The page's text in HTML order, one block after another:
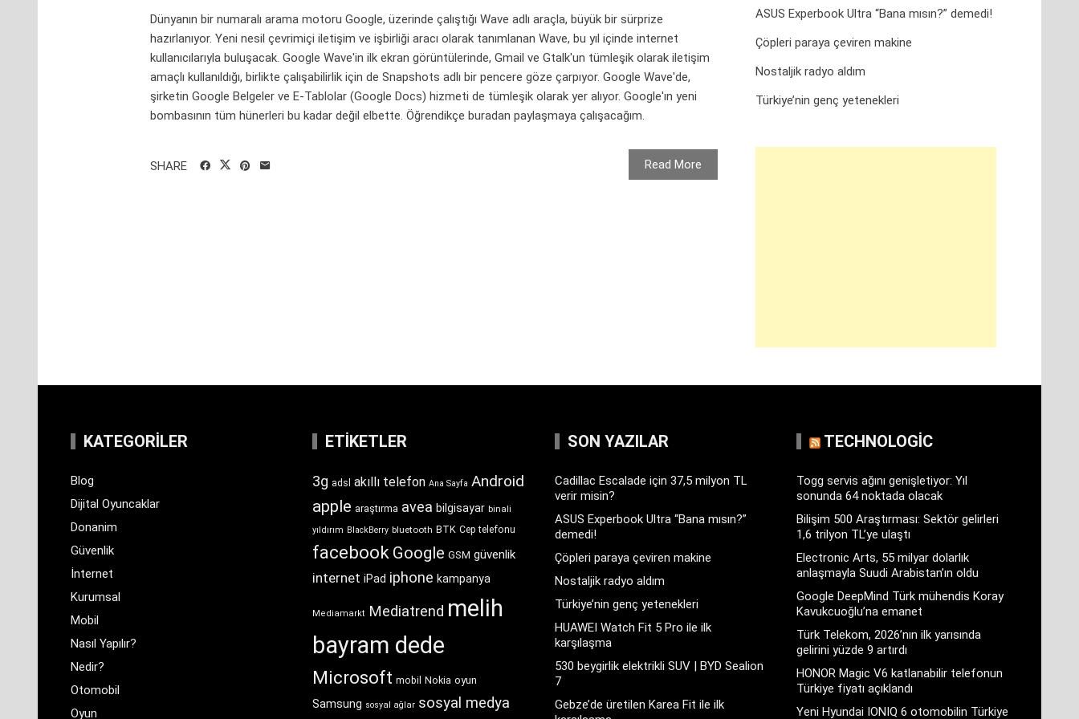
Dünyanın bir numaralı arama motoru Google, üzerinde çalıştığı Wave adlı araçla, büyük bir sürprize
hazırlanıyor. Yeni nesil çevrimiçi iletişim ve işbirliği aracı olarak tanımlanan Wave, bu yıl içinde internet
kullanıcılarıyla buluşacak. Google Wave'in ilk ekran görüntülerinde, Gmail ve Gtalk'un tümleşik olarak iletişim
amaçlı kullanıldığı, birlikte çalışabilirlik için de Snapshots adlı bir pencere göze çarpıyor. Google Wave'de,
şirketin Google Belgeler ve E-Tablolar (Google Docs) hizmeti de tümleşik olarak yer alıyor. Google'ın yeni
bombasının tüm hünerleri bu kadar değil elbette. Öğrendikçe buradan paylaşmaya çalışacağım.
Read More
SHARE
ASUS Experbook Ultra “Bana mısın?” demedi!
Çöpleri paraya çeviren makine
Nostaljik radyo aldım
Türkiye’nin genç yetenekleri
KATEGORILER
Blog
Dijital Oyuncaklar
Donanim
Güvenlik
İnternet
Kurumsal
Mobil
Nasıl Yapılır?
Nedir?
Otomobil
Oyun
ETIKETLER
3g adsl akıllı telefon Ana Sayfa Android
apple araştırma avea bilgisayar binali
yıldırım BlackBerry bluetooth BTK Cep telefonu
facebook Google GSM güvenlik
internet iPad iphone kampanya
Mediamarkt Mediatrend melih
bayram dede
Microsoft mobil Nokia oyun
Samsung sosyal ağlar sosyal medya
SON YAZILAR
Cadillac Escalade için 37,5 milyon TL
verir misin?
ASUS Experbook Ultra “Bana mısın?”
demedi!
Çöpleri paraya çeviren makine
Nostaljik radyo aldım
Türkiye’nin genç yetenekleri
HUAWEI Watch Fit 5 Pro ile ilk
karşılaşma
530 beygirlik elektrikli SUV | BYD Sealion
7
Gebze’de üretilen Karea Fit ile ilk
TECHNOLOGIC
Togg servis ağını genişletiyor: Yıl
sonunda 64 noktada olacak
Bilişim 500 Araştırması: Sektör gelirleri
1,6 trilyon TL’ye ulaştı
Electronic Arts, 55 milyar dolarlık
anlaşmayla Suudi Arabistan’ın oldu
Google DeepMind Türk mühendis Koray
Kavukcuoğlu’na emanet
Türk Telekom, 2026’nın ilk yarısında
gelirini yüzde 9 artırdı
HONOR Magic V6 katlanabilir telefonun
Türkiye fiyatı açıklandı
Yeni Hyundai IONIQ 6 otomobilin Türkiye